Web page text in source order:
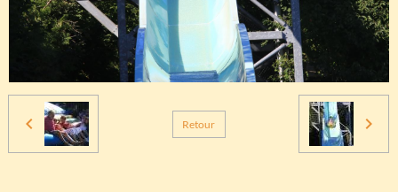
Retour